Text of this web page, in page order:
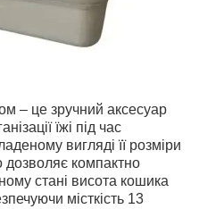
– це зручний аксесуар
їжі під час
вигляді її розміри
компактно
стані висота кошика
місткість 13